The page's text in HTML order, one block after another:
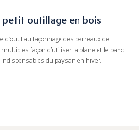
petit outillage en bois
d’outil au façonnage des barreaux de
multiples façon d’utiliser la plane et le banc
du paysan en hiver.